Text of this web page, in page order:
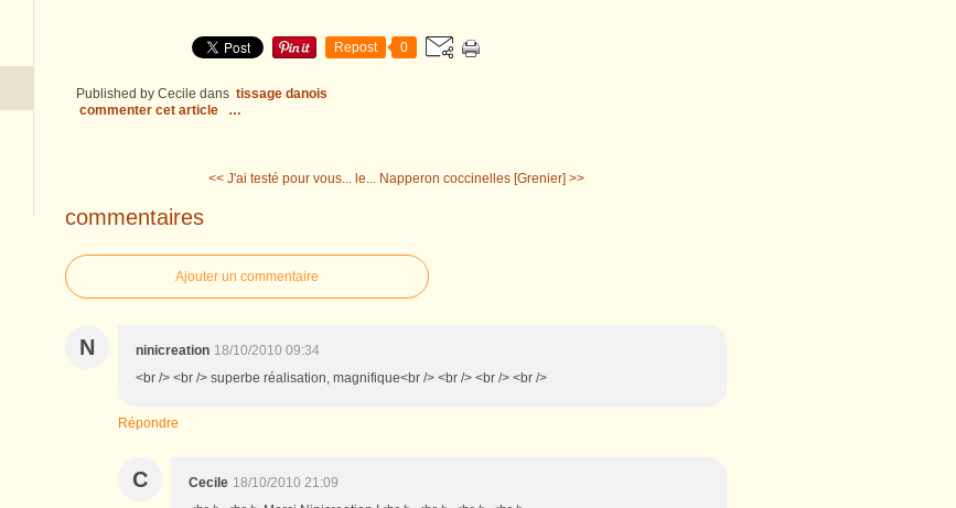
Repost 0
Published by Cecile dans tissage danois
commenter cet article
…
<< J'ai testé pour vous... le... Napperon coccinelles [Grenier] >>
commentaires
Ajouter un commentaire
N ninicreation 18/10/2010 09:34
<br /> <br /> superbe réalisation, magnifique<br /> <br /> <br /> <br />
Répondre
C Cecile 18/10/2010 21:09